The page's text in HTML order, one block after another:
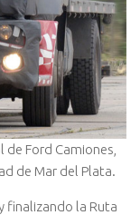
Ford Camiones,
de Mar del Plata.
finalizando la Ruta